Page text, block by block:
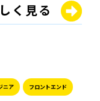
く見る
ニア フロントエンド